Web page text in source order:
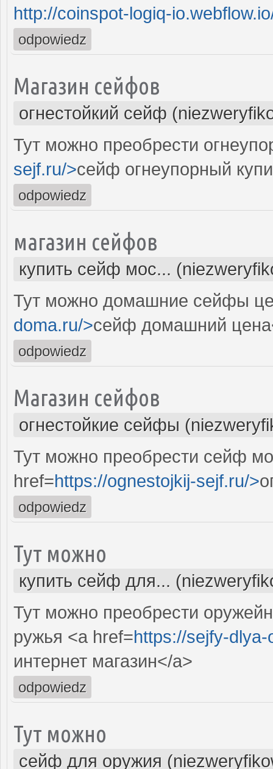
http://coinspot-logiq-
odpowiedz
Магазин сейфов
огнестойкий сейф
Тут можно преобрести
sejf.ru/>сейф огнеупорный
odpowiedz
магазин сейфов
купить сейф мос...
Тут можно домашние сейфы
doma.ru/>сейф домашний
odpowiedz
Магазин сейфов
огнестойкие сейфы
Тут можно преобрести сейф
href=https://ognestojkij-sejf.ru/>
odpowiedz
Тут можно
купить сейф для...
Тут можно преобрести
ружья <a href=https://sejfy-
интернет магазин</a>
odpowiedz
Тут можно
сейф для оружия